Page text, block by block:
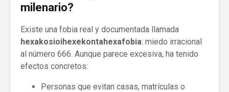
milenario?
Existe una fobia real y documentada llamada
hexakosioihexekontahexafobia: miedo irracional
al número 666. Aunque parece excesiva, ha tenido
efectos concretos:
Personas que evitan casas, matrículas o